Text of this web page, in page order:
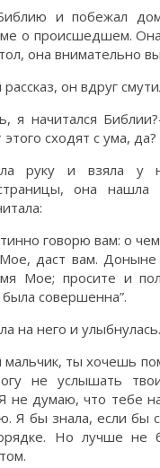
и побежал
о происшедшем.
она внимательно
он вдруг
я начитался
сходят с ума, да?
руку и взяла у
она нашла
говорю вам: о
даст вам. Доныне
Мое; просите и
совершенна”.
на него и улыбнулась.
ты хочешь
не услышать
не думаю, что тебе
Я бы знала, если бы
Но лучше не